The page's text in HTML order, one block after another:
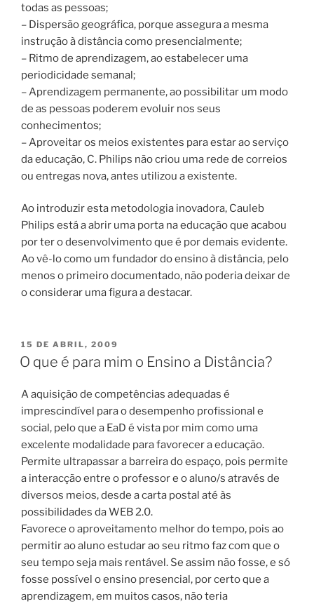
todas as pessoas;
– Dispersão geográfica, porque assegura a mesma
instrução à distância como presencialmente;
– Ritmo de aprendizagem, ao estabelecer uma
periodicidade semanal;
– Aprendizagem permanente, ao possibilitar um modo
de as pessoas poderem evoluir nos seus
conhecimentos;
– Aproveitar os meios existentes para estar ao serviço
da educação, C. Philips não criou uma rede de correios
ou entregas nova, antes utilizou a existente.
Ao introduzir esta metodologia inovadora, Cauleb
Philips está a abrir uma porta na educação que acabou
por ter o desenvolvimento que é por demais evidente.
Ao vê-lo como um fundador do ensino à distância, pelo
menos o primeiro documentado, não poderia deixar de
o considerar uma figura a destacar.
PUBLICADO
EM
15 DE ABRIL, 2009
O que é para mim o Ensino a Distância?
A aquisição de competências adequadas é
imprescindível para o desempenho profissional e
social, pelo que a EaD é vista por mim como uma
excelente modalidade para favorecer a educação.
Permite ultrapassar a barreira do espaço, pois permite
a interacção entre o professor e o aluno/s através de
diversos meios, desde a carta postal até às
possibilidades da WEB 2.0.
Favorece o aproveitamento melhor do tempo, pois ao
permitir ao aluno estudar ao seu ritmo faz com que o
seu tempo seja mais rentável. Se assim não fosse, e só
fosse possível o ensino presencial, por certo que a
aprendizagem, em muitos casos, não teria